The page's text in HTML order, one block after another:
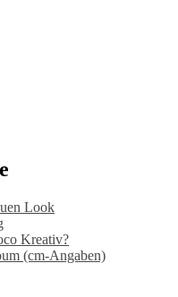
Look
Kreativ?
(cm-Angaben)